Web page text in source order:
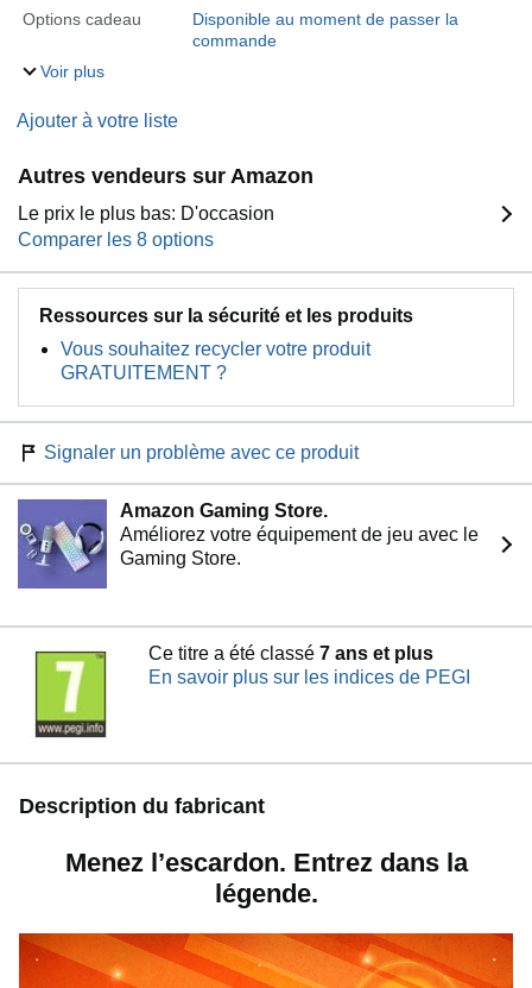
Options cadeau
Disponible au moment de passer la
commande
Voir plus
Ajouter à votre liste
Autres vendeurs sur Amazon
Le prix le plus bas: D'occasion
Comparer les 8 options
Ressources sur la sécurité et les produits
Vous souhaitez recycler votre produit
GRATUITEMENT ?
Signaler un problème avec ce produit
Amazon Gaming Store.
Améliorez votre équipement de jeu avec le
Gaming Store.
Ce titre a été classé 7 ans et plus
En savoir plus sur les indices de PEGI
Description du fabricant
Menez l’escardon. Entrez dans la
légende.